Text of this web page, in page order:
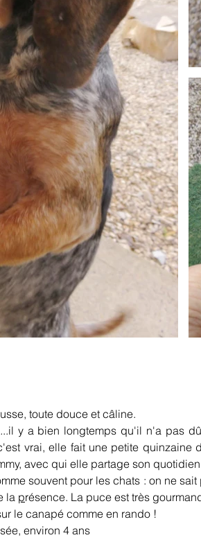
toute douce et câline.
y a bien longtemps qu'il n'a pas
vrai, elle fait une petite
avec qui elle partage son
souvent pour les chats : on ne
la présence. La puce est très
le canapé comme en rando !
environ 4 ans